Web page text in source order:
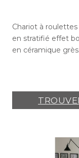
Chariot à
en stratifié effet
en céramique grès.